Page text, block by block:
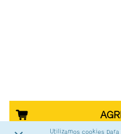
Utilizamos cookies